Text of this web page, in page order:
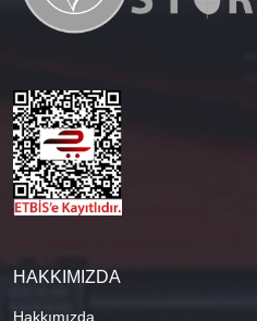
HAKKIMIZDA
Hakkımızda